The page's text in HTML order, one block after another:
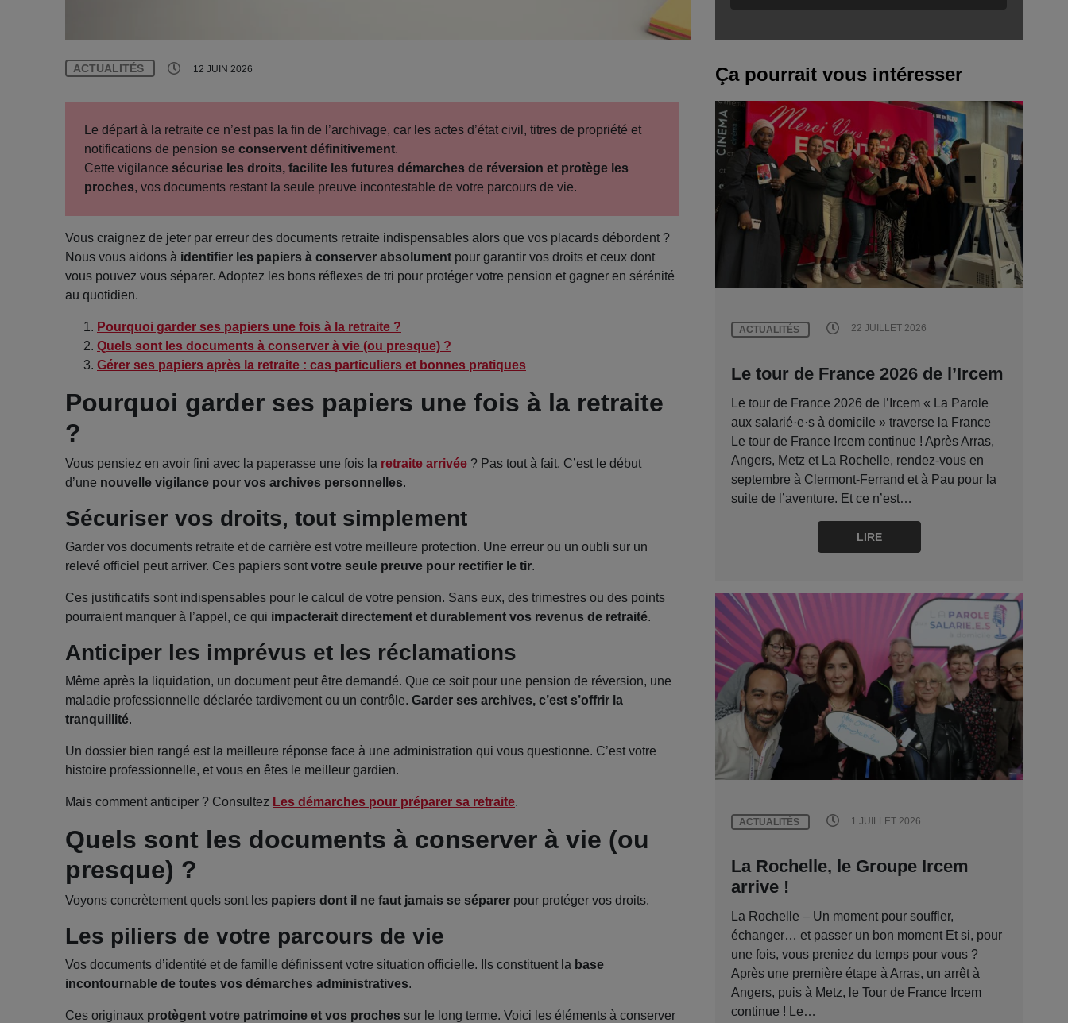
ACTUALITÉS 12 JUIN 2026
Le départ à la retraite ce n’est pas la fin de l’archivage, car les actes d’état civil, titres de propriété et
notifications de pension se conservent définitivement.
Cette vigilance sécurise les droits, facilite les futures démarches de réversion et protège les
proches, vos documents restant la seule preuve incontestable de votre parcours de vie.
Vous craignez de jeter par erreur des documents retraite indispensables alors que vos placards débordent ?
Nous vous aidons à identifier les papiers à conserver absolument pour garantir vos droits et ceux dont
vous pouvez vous séparer. Adoptez les bons réflexes de tri pour protéger votre pension et gagner en sérénité
au quotidien.
Pourquoi garder ses papiers une fois à la retraite ?
Quels sont les documents à conserver à vie (ou presque) ?
Gérer ses papiers après la retraite : cas particuliers et bonnes pratiques
Pourquoi garder ses papiers une fois à la retraite
?
Vous pensiez en avoir fini avec la paperasse une fois la retraite arrivée ? Pas tout à fait. C’est le début
d’une nouvelle vigilance pour vos archives personnelles.
Sécuriser vos droits, tout simplement
Garder vos documents retraite et de carrière est votre meilleure protection. Une erreur ou un oubli sur un
relevé officiel peut arriver. Ces papiers sont votre seule preuve pour rectifier le tir.
Ces justificatifs sont indispensables pour le calcul de votre pension. Sans eux, des trimestres ou des points
pourraient manquer à l’appel, ce qui impacterait directement et durablement vos revenus de retraité.
Anticiper les imprévus et les réclamations
Même après la liquidation, un document peut être demandé. Que ce soit pour une pension de réversion, une
maladie professionnelle déclarée tardivement ou un contrôle. Garder ses archives, c’est s’offrir la
tranquillité.
Un dossier bien rangé est la meilleure réponse face à une administration qui vous questionne. C’est votre
histoire professionnelle, et vous en êtes le meilleur gardien.
Mais comment anticiper ? Consultez Les démarches pour préparer sa retraite.
Quels sont les documents à conserver à vie (ou
presque) ?
Voyons concrètement quels sont les papiers dont il ne faut jamais se séparer pour protéger vos droits.
Les piliers de votre parcours de vie
Vos documents d’identité et de famille définissent votre situation officielle. Ils constituent la base
incontournable de toutes vos démarches administratives.
Ces originaux protègent votre patrimoine et vos proches sur le long terme. Voici les éléments à conserver
Ça pourrait vous intéresser
ACTUALITÉS 22 JUILLET 2026
Le tour de France 2026 de l’Ircem
Le tour de France 2026 de l’Ircem « La Parole
aux salarié·e·s à domicile » traverse la France
Le tour de France Ircem continue ! Après Arras,
Angers, Metz et La Rochelle, rendez-vous en
septembre à Clermont-Ferrand et à Pau pour la
suite de l’aventure. Et ce n’est…
LIRE
ACTUALITÉS 1 JUILLET 2026
La Rochelle, le Groupe Ircem
arrive !
La Rochelle – Un moment pour souffler,
échanger… et passer un bon moment Et si, pour
une fois, vous preniez du temps pour vous ?
Après une première étape à Arras, un arrêt à
Angers, puis à Metz, le Tour de France Ircem
continue ! Le…